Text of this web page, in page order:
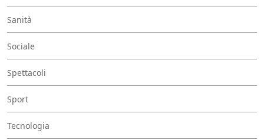
Sanità
Sociale
Spettacoli
Sport
Tecnologia